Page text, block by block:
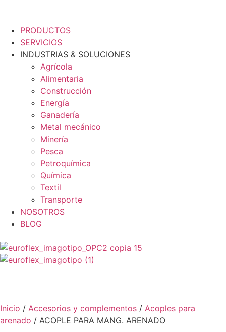
Menu PRODUCTOS
SERVICIOS
INDUSTRIAS & SOLUCIONES
Agrícola
Alimentaria
Construcción
Energía
Ganadería
Metal mecánico
Minería
Pesca
Petroquímica
Química
Textil
Transporte
NOSOTROS
BLOG
Inicio / Accesorios y complementos / Acoples para
arenado / ACOPLE PARA MANG. ARENADO